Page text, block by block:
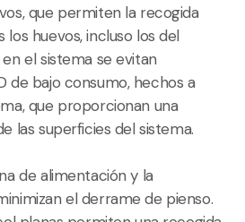
que permiten la recogida
huevos, incluso los del
el sistema se evitan
de bajo consumo, hechos a
que proporcionan una
las superficies del sistema.
de alimentación y la
el derrame de pienso.